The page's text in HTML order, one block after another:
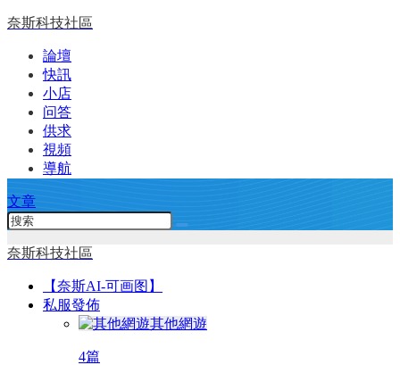
奈斯科技社區
論壇
快訊
小店
问答
供求
視頻
導航
文章
奈斯科技社區
【奈斯AI-可画图】
私服發佈
其他網遊
4篇